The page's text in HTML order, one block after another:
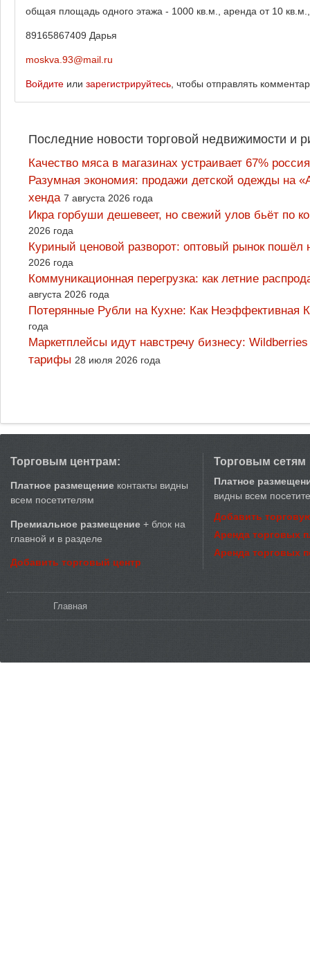
общая площадь одного этажа - 1000 кв.м., аренда от 10
89165867409 Дарья
moskva.93@mail.ru
Войдите или зарегистрируйтесь , чтобы отправлять
Последние новости торговой недвижимости и
Качество мяса в магазинах устраивает 67%
Разумная экономия: продажи детской одежды на
хенда 7 августа 2026 года
Икра горбуши дешевеет, но свежий улов бьёт по
2026 года
Куриный ценовой разворот: оптовый рынок
2026 года
Коммуникационная перегрузка: как летние
августа 2026 года
Потерянные Рубли на Кухне: Как
года
Маркетплейсы идут навстречу бизнесу:
тарифы 28 июля 2026 года
Торговым центрам:
Платное размещение контакты видны
всем посетителям
Премиальное размещение + блок на
главной и в разделе
Добавить торговый центр
Торговым сетям
Платное
видны всем
Добавить
Аренда торговых
Аренда торговых
Главная